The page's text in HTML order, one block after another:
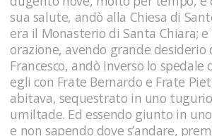
sua salute, andò alla Chiesa di
era il Monasterio di Santa Chiara;
orazione, avendo grande desiderio
Francesco, andò inverso lo spedale
egli con Frate Bernardo e Frate
abitava, sequestrato in uno
umiltade. Ed essendo giunto in
e non sapendo dove s’andare,